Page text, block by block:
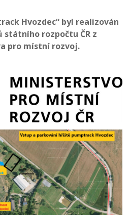
Hvozdec“ byl realizován
rozpočtu ČR z
pro místní rozvoj.